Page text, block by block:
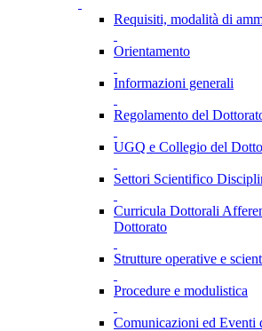
Requisiti, modalità di
Orientamento
Informazioni generali
Regolamento del
UGQ e Collegio del
Settori Scientifico
Curricula Dottorali
Dottorato
Strutture operative e
Procedure e modulistica
Comunicazioni ed Eventi